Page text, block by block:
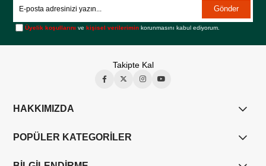
Gönder
Üyelik koşullarını vekişisel verilerimin korunmasını kabul ediyorum.
Takipte Kal
HAKKIMIZDA
POPÜLER KATEGORİLER